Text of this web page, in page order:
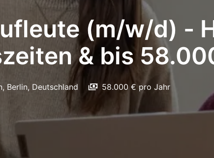
(m/w/d) -
& bis
, Berlin, Deutschland 58.000 € pro Jahr